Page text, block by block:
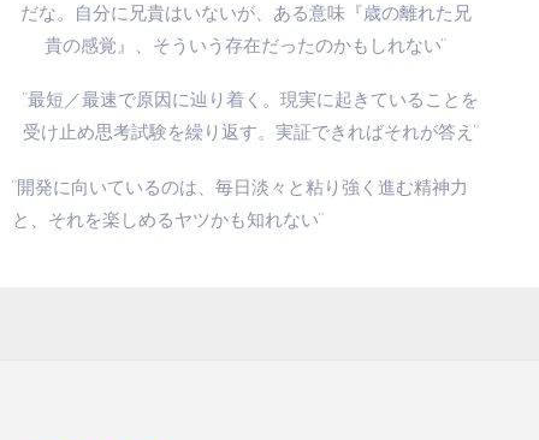
だな。自分に兄貴はいないが、ある意味『歳の離れた兄
貴の感覚』、そういう存在だったのかもしれない”
”最短／最速で原因に辿り着く。現実に起きていることを
受け止め思考試験を繰り返す。実証できればそれが答え”
”開発に向いているのは、毎日淡々と粘り強く進む精神力
と、それを楽しめるヤツかも知れない”